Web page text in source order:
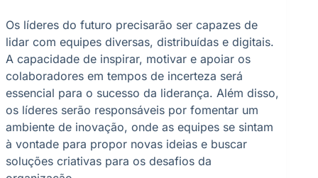
Os líderes do futuro precisarão ser capazes de
lidar com equipes diversas, distribuídas e digitais.
A capacidade de inspirar, motivar e apoiar os
colaboradores em tempos de incerteza será
essencial para o sucesso da liderança. Além disso,
os líderes serão responsáveis por fomentar um
ambiente de inovação, onde as equipes se sintam
à vontade para propor novas ideias e buscar
soluções criativas para os desafios da